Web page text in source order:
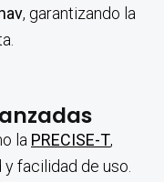
, garantizando la
la PRECISE-T,
facilidad de uso.